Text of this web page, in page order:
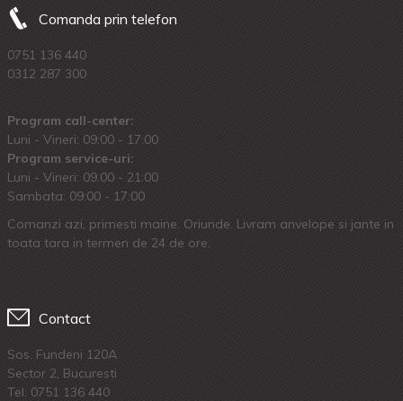
Comanda prin telefon
0751 136 440
0312 287 300
Program call-center:
Luni - Vineri: 09:00 - 17:00
Program service-uri:
Luni - Vineri: 09.00 - 21:00
Sambata: 09:00 - 17:00
Comanzi azi, primesti maine. Oriunde. Livram anvelope si jante in
toata tara in termen de 24 de ore.
Contact
Sos. Fundeni 120A
Sector 2, Bucuresti
Tel: 0751 136 440